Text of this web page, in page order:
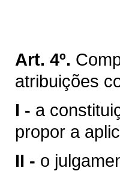
Art. 4º.
atribuições
I - a
propor a
II - o